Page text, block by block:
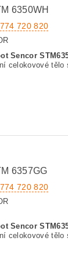
6350WH
720 820
Sencor
celokovové
6357GG
720 820
Sencor
celokovové